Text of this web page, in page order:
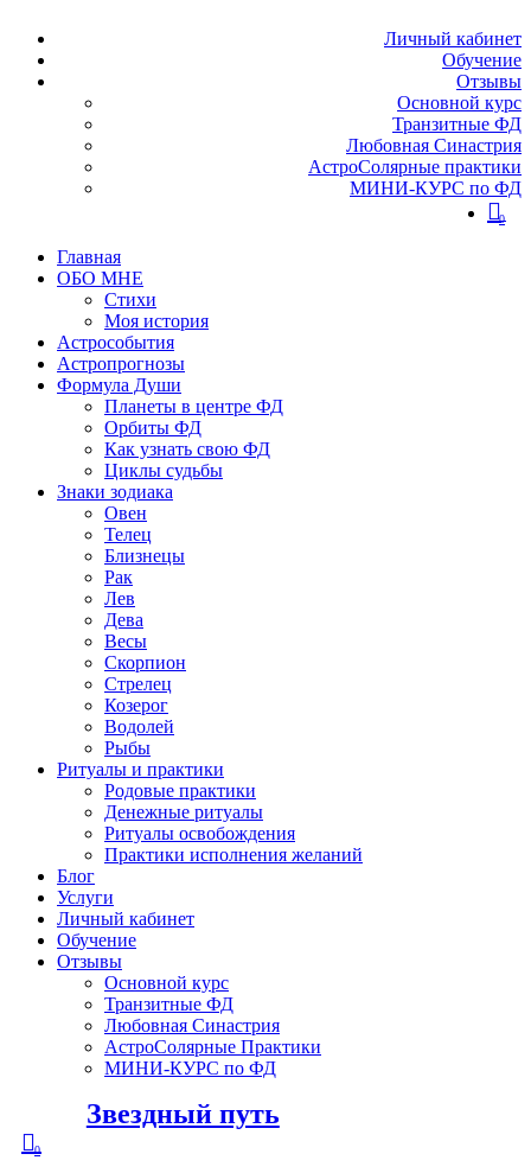
Личный кабинет
Обучение
Отзывы
Основной курс
Транзитные ФД
Любовная Синастрия
АстроСолярные практики
МИНИ-КУРС по ФД
0
Главная
ОБО МНЕ
Стихи
Моя история
Астрособытия
Астропрогнозы
Формула Души
Планеты в центре ФД
Орбиты ФД
Как узнать свою ФД
Циклы судьбы
Знаки зодиака
Овен
Телец
Близнецы
Рак
Лев
Дева
Весы
Скорпион
Стрелец
Козерог
Водолей
Рыбы
Ритуалы и практики
Родовые практики
Денежные ритуалы
Ритуалы освобождения
Практики исполнения желаний
Блог
Услуги
Личный кабинет
Обучение
Отзывы
Основной курс
Транзитные ФД
Любовная Синастрия
АстроСолярные Практики
МИНИ-КУРС по ФД
Звездный путь
0